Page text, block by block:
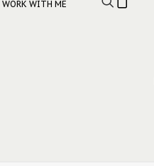
WORK WITH ME